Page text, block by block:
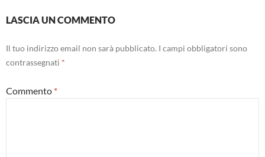
LASCIA UN COMMENTO
Il tuo indirizzo email non sarà pubblicato. I campi obbligatori sono
contrassegnati *
Commento *